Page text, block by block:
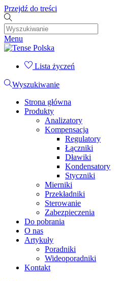
Przejdź do treści
Menu
Lista życzeń
Wyszukiwanie
Strona główna
Produkty
Analizatory
Kompensacja
Regulatory
Łączniki
Dławiki
Kondensatory
Styczniki
Mierniki
Przekładniki
Sterowanie
Zabezpieczenia
Do pobrania
O nas
Artykuły
Poradniki
Wideoporadniki
Kontakt